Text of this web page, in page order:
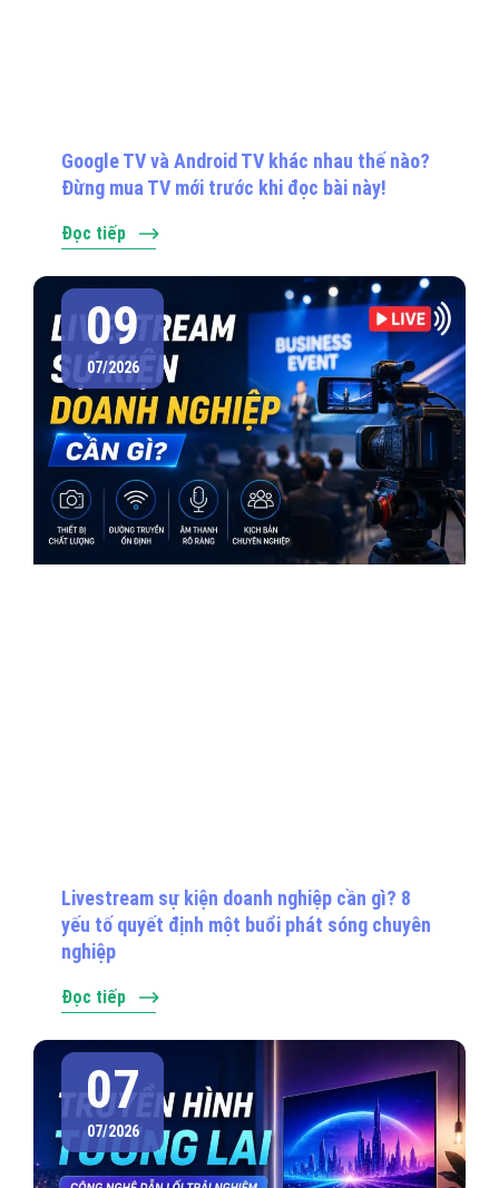
Google TV và Android TV khác nhau thế nào?
Đừng mua TV mới trước khi đọc bài này!
Đọc tiếp
Livestream sự kiện doanh nghiệp cần gì? 8
yếu tố quyết định một buổi phát sóng chuyên
nghiệp
09
07/2026
Đọc tiếp
07
07/2026